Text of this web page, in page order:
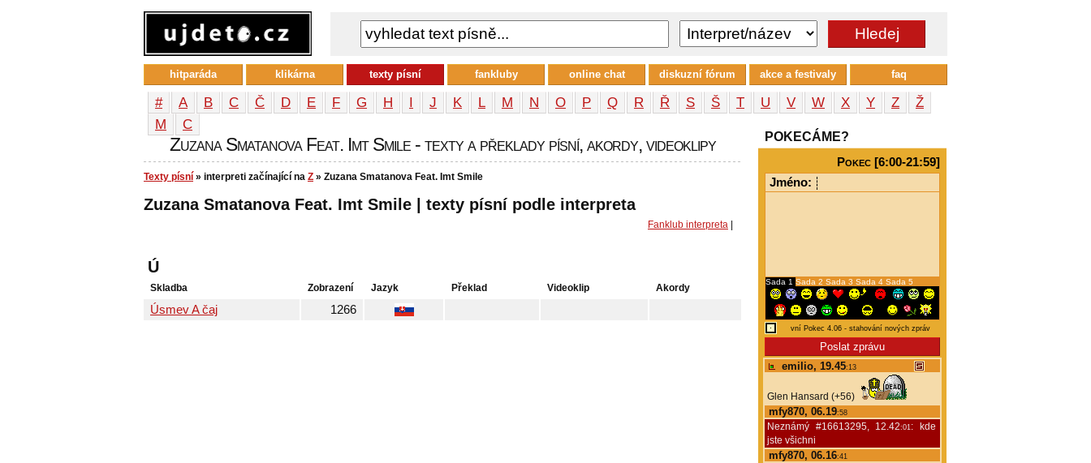
# A B C Č D E F G H I J K L M N O P Q R Ř S Š T U V W X Y Z
Ž
М
С
Zuzana Smatanova Feat. Imt Smile - texty a překlady písní, akordy, videoklipy
Texty písní » interpreti začínající na Z » Zuzana Smatanova Feat. Imt Smile
Zuzana Smatanova Feat. Imt Smile | texty písní podle interpreta
Fanklub interpreta
Ú
Skladba Zobrazení Jazyk Překlad Videoklip Akordy
Úsmev A čaj 1266
POKECÁME?
Pokec [6:00-21:59]
Jméno:
Sada 1 Sada 2 Sada 3 Sada 4 Sada 5
emilio, 19.45:13
Glen Hansard (+56)
mfy870, 06.19:58
Neznámý #16613295, 12.42:01: kde
jste všichni
mfy870, 06.16:41
hitparáda klikárna texty písní fankluby online chat diskuzní fórum akce a festivaly faq